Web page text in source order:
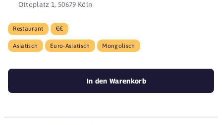
Ottoplatz 1, 50679 Köln
Restaurant €€
Asiatisch Euro-Asiatisch Mongolisch
In den Warenkorb